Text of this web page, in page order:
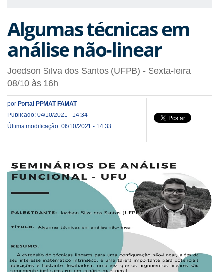
Algumas técnicas em
análise não-linear
Joedson Silva dos Santos (UFPB) - Sexta-feira
08/10 às 16h
por Portal PPMAT FAMAT
Publicado: 04/10/2021 - 14:34
Última modificação: 06/10/2021 - 14:33